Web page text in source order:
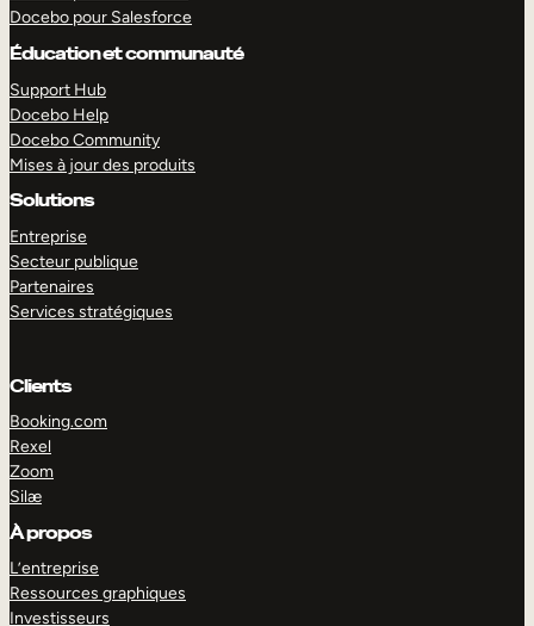
Docebo pour Salesforce
Éducation et communauté
Support Hub
Docebo Help
Docebo Community
Mises à jour des produits
Solutions
Entreprise
Secteur publique
Partenaires
Services stratégiques
Clients
Booking.com
Rexel
Zoom
Silæ
À propos
L’entreprise
Ressources graphiques
Investisseurs